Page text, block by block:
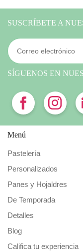
SUSCRÍBETE A
SÍGUENOS EN
Menú
Pastelería
Personalizados
Panes y Hojaldres
De Temporada
Detalles
Blog
Califica tu experiencia